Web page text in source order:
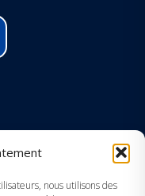
nous utilisons des